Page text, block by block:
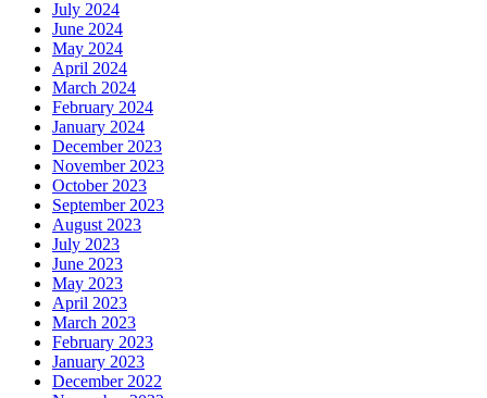
July 2024
June 2024
May 2024
April 2024
March 2024
February 2024
January 2024
December 2023
November 2023
October 2023
September 2023
August 2023
July 2023
June 2023
May 2023
April 2023
March 2023
February 2023
January 2023
December 2022